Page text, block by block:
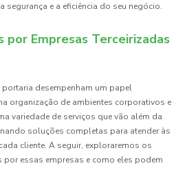
segurança e a eficiência do seu negócio.
por Empresas Terceirizadas
desempenham um papel
organização de ambientes corporativos e
variedade de serviços que vão além da
soluções completas para atender às
cliente. A seguir, exploraremos os
essas empresas e como eles podem